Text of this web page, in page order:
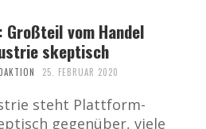
vom Handel
skeptisch
25. FEBRUAR 2020
steht Plattform-
gegenüber, viele